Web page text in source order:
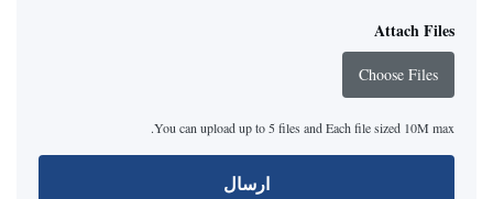
Attach Files
Choose Files
You can upload up to 5 files and Each file sized 10M max.
ارسال